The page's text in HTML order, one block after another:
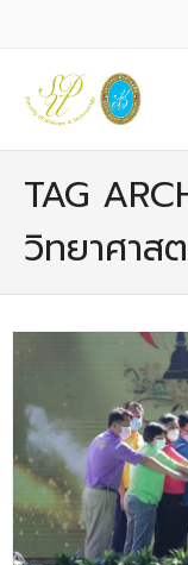
- ปรัชญาการจัดการศึ
- ประวัติความเป็นมาข
- บุคลากร
- - สำนักงานคณะวิทย
- - บุคลากรวิชาการ
- - บุคลากรสนับสนุน
TAG
วิทยาศาส